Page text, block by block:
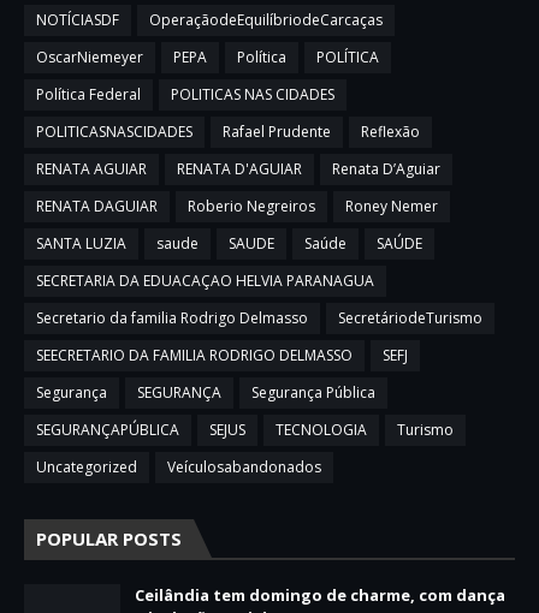
NOTÍCIASDF
OperaçãodeEquilíbriodeCarcaças
OscarNiemeyer
PEPA Política
POLÍTICA
Política Federal
POLITICAS NAS CIDADES
POLITICASNASCIDADES
Rafael Prudente
Reflexão
RENATA AGUIAR
RENATA D'AGUIAR
Renata D’Aguiar
RENATA DAGUIAR
Roberio Negreiros
Roney Nemer
SANTA LUZIA
saude SAUDE Saúde
SAÚDE
SECRETARIA DA EDUACAÇAO HELVIA PARANAGUA
Secretario da familia Rodrigo Delmasso
SecretáriodeTurismo
SEECRETARIO DA FAMILIA RODRIGO DELMASSO
SEFJ
Segurança
SEGURANÇA
Segurança Pública
SEGURANÇAPÚBLICA
SEJUS TECNOLOGIA
Turismo
Uncategorized
Veículosabandonados
POPULAR POSTS
Ceilândia tem domingo de charme, com dança